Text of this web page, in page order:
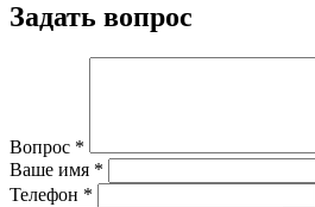
Задать вопрос
Вопрос *
Ваше имя *
Телефон *